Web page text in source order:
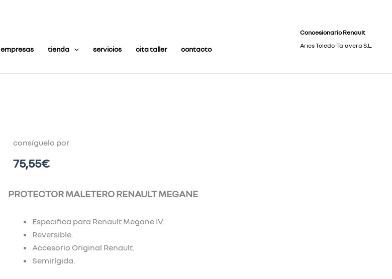
empresas tienda servicios cita taller contacto
Concesionario Renault
Aries Toledo-Talavera S.L.
consíguelo por
75,55€
PROTECTOR MALETERO RENAULT MEGANE
Especifica para Renault Megane IV.
Reversible.
Accesorio Original Renault.
Semirígida.